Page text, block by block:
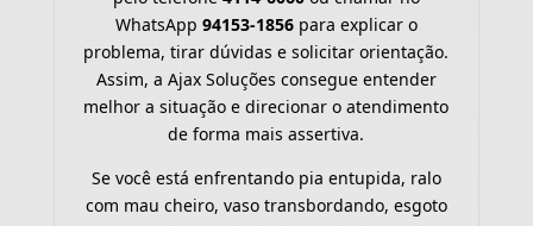
WhatsApp 94153-1856para explicar o
problema, tirar dúvidas e solicitar orientação.
Assim, a Ajax Soluções consegue entender
melhor a situação e direcionar o atendimento
de forma mais assertiva.
Se você está enfrentando pia entupida, ralo
com mau cheiro, vaso transbordando, esgoto